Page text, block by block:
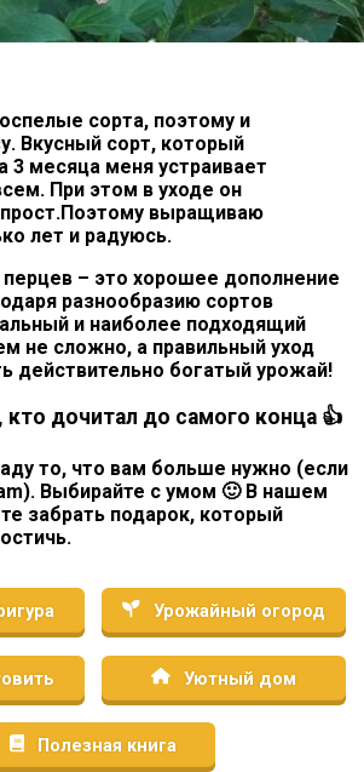
сорта, поэтому и
Вкусный сорт, который
3 месяца меня устраивает
При этом в уходе он
выращиваю
лет и радуюсь.
– это хорошее дополнение
разнообразию сортов
и наиболее подходящий
не сложно, а правильный уход
действительно богатый урожай!
кто дочитал до самого конца 👍
то, что вам больше нужно (если
Выбирайте с умом 🙂 В нашем
забрать подарок, который
Урожайный огород
Уютный дом
Полезная книга